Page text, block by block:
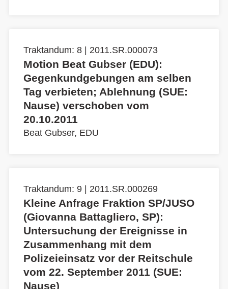
Traktandum: 8 | 2011.SR.000073
Motion Beat Gubser (EDU):
Gegenkundgebungen am selben
Tag verbieten; Ablehnung (SUE:
Nause) verschoben vom
20.10.2011
Beat Gubser, EDU
Traktandum: 9 | 2011.SR.000269
Kleine Anfrage Fraktion SP/JUSO
(Giovanna Battagliero, SP):
Untersuchung der Ereignisse in
Zusammenhang mit dem
Polizeieinsatz vor der Reitschule
vom 22. September 2011 (SUE:
Nause)